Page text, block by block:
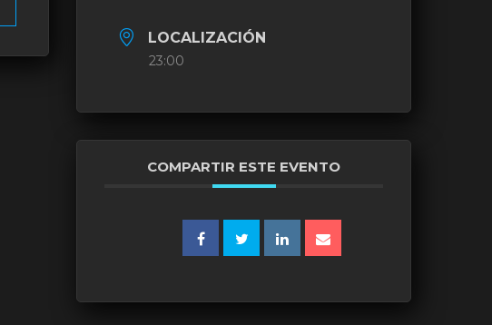
LOCALIZACIÓN
23:00
COMPARTIR ESTE EVENTO